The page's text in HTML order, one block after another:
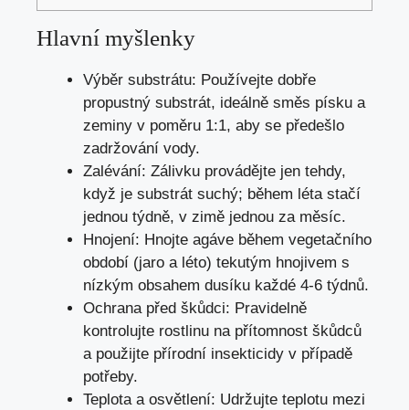
Hlavní myšlenky
Výběr substrátu: Používejte dobře
propustný substrát, ideálně směs písku a
zeminy v poměru 1:1, aby se předešlo
zadržování vody.
Zalévání: Zálivku provádějte jen tehdy,
když je substrát suchý; během léta stačí
jednou týdně, v zimě jednou za měsíc.
Hnojení: Hnojte agáve během vegetačního
období (jaro a léto) tekutým hnojivem s
nízkým obsahem dusíku každé 4-6 týdnů.
Ochrana před škůdci: Pravidelně
kontrolujte rostlinu na přítomnost škůdců
a použijte přírodní insekticidy v případě
potřeby.
Teplota a osvětlení: Udržujte teplotu mezi